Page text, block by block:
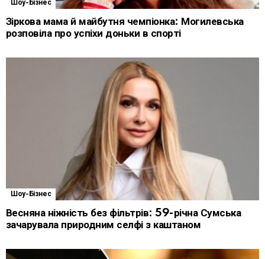
Шоу-Бізнес
Зіркова мама й майбутня чемпіонка: Могилевська
розповіла про успіхи доньки в спорті
Шоу-Бізнес
Весняна ніжність без фільтрів: 59-річна Сумська
зачарувала природним селфі з каштаном